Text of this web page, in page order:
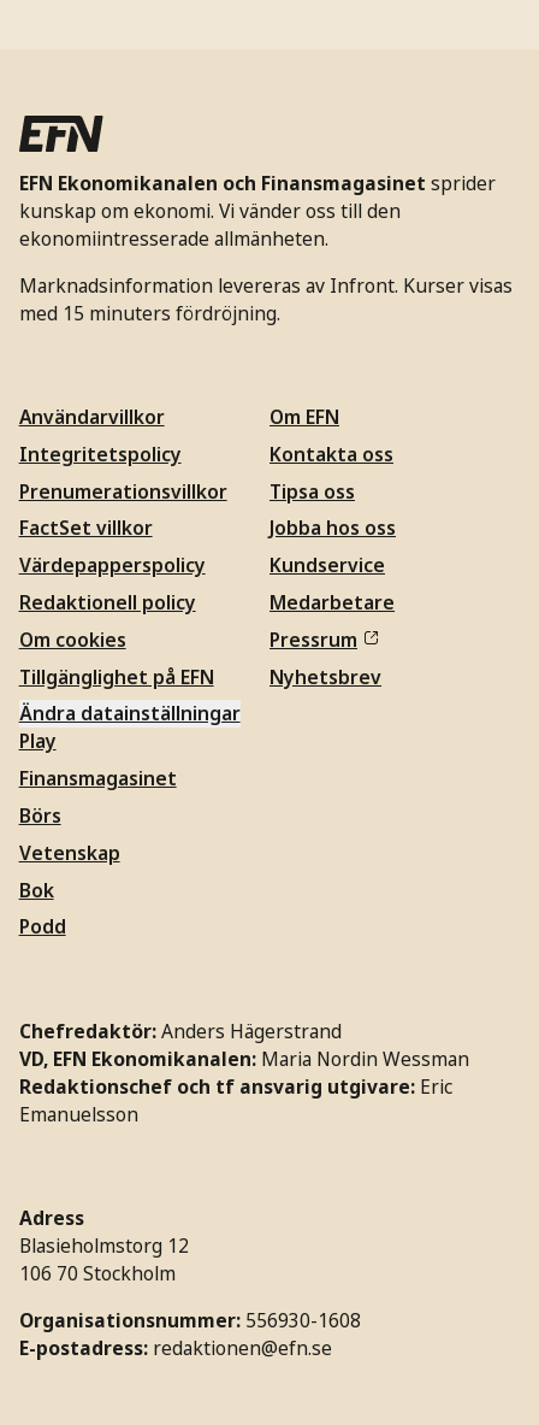
EFN Ekonomikanalen och Finansmagasinet sprider
kunskap om ekonomi. Vi vänder oss till den
ekonomiintresserade allmänheten.
Marknadsinformation levereras av Infront. Kurser visas
med 15 minuters fördröjning.
Användarvillkor
Integritetspolicy
Prenumerationsvillkor
FactSet villkor
Värdepapperspolicy
Redaktionell policy
Om cookies
Tillgänglighet på EFN
Ändra datainställningar
Om EFN
Kontakta oss
Tipsa oss
Jobba hos oss
Kundservice
Medarbetare
Pressrum
Nyhetsbrev
Play
Finansmagasinet
Börs
Vetenskap
Bok
Podd
Chefredaktör:Anders Hägerstrand
VD, EFN Ekonomikanalen: Maria Nordin Wessman
Redaktionschef och tf ansvarig utgivare: Eric
Emanuelsson
Adress
Blasieholmstorg 12
106 70 Stockholm
Organisationsnummer: 556930-1608
E-postadress: redaktionen@efn.se